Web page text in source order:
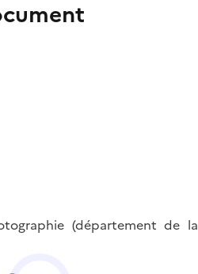
(département de la